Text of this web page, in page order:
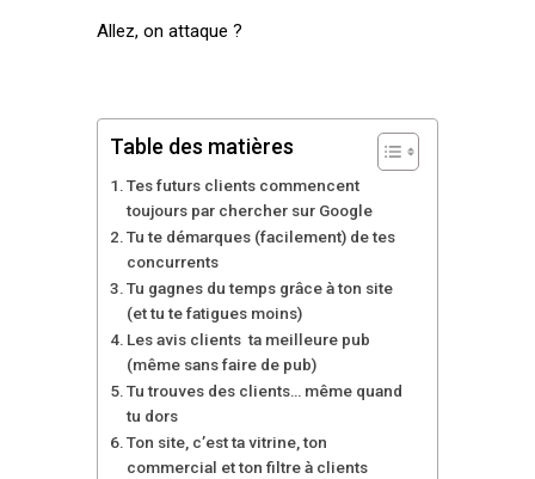
Allez, on attaque ?
Table des matières
Tes futurs clients commencent
toujours par chercher sur Google
Tu te démarques (facilement) de tes
concurrents
Tu gagnes du temps grâce à ton site
(et tu te fatigues moins)
Les avis clients ta meilleure pub
(même sans faire de pub)
Tu trouves des clients… même quand
tu dors
Ton site, c’est ta vitrine, ton
commercial et ton filtre à clients